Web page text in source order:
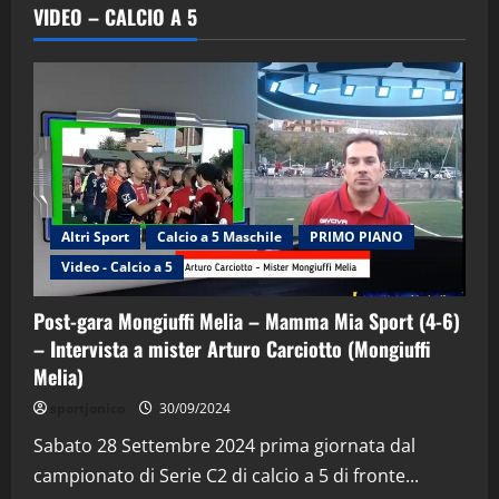
VIDEO – CALCIO A 5
Altri Sport Calcio a 5 Maschile
PRIMO PIANO
Video - Calcio a 5
Post-gara Mongiuffi Melia – Mamma Mia Sport (4-6)
– Intervista a mister Arturo Carciotto (Mongiuffi
Melia)
30/09/2024
Sabato 28 Settembre 2024 prima giornata dal
campionato di Serie C2 di calcio a 5 di fronte...
2
“SportEmpire” in Podcast: 29^ Puntata
(Martedi 28 Aprile 2026)
28/04/2026